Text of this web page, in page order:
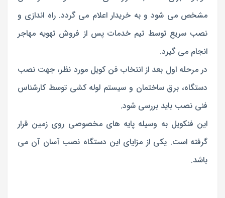
مشخص می شود و به خریدار اعلام می گردد. راه اندازی و
نصب سریع توسط تیم خدمات پس از فروش تهویه مهاجر
انجام می گیرد.
در مرحله اول بعد از انتخاب فن کویل مورد نظر، جهت نصب
دستگاه، برق ساختمان و سیستم لوله کشی توسط کارشناس
فنی نصب باید بررسی شود.
این فنکویل به وسیله پایه های مخصوصی روی زمین قرار
گرفته است. یکی از مزایای این دستگاه نصب آسان آن می
باشد.